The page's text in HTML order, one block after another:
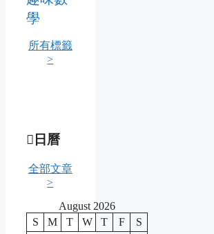
學
所有標籤
>
日曆
全部文章
>
August 2026
S
M T W T F
S